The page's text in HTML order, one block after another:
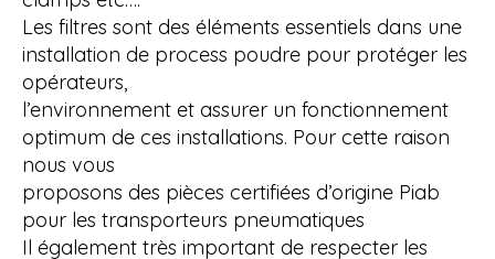
Les filtres sont des éléments essentiels dans une
installation de process poudre pour protéger les
opérateurs,
l’environnement et assurer un fonctionnement
optimum de ces installations. Pour cette raison
nous vous
proposons des pièces certifiées d’origine Piab
pour les transporteurs pneumatiques
Il également très important de respecter les